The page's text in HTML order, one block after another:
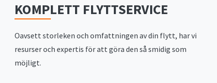
KOMPLETT FLYTTSERVICE
Oavsett storleken och omfattningen av din flytt, har vi
resurser och expertis för att göra den så smidig som
möjligt.